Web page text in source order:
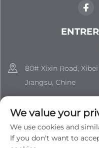
80# Xixin Road,
Jiangsu, Chine
[email protected]
We value your
We use cookies and
If you don't want to